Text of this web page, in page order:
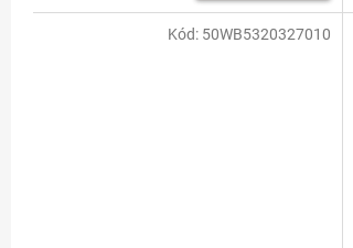
Kód: 50WB5320327010